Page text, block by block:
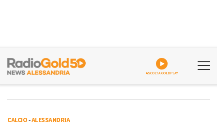
ASCOLTA GOLDPLAY
CALCIO-ALESSANDRIA